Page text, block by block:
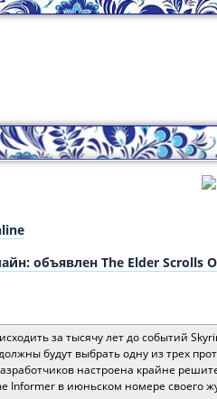
объявлен The Elder Scrolls
за тысячу лет до событий
будут выбрать одну из трех
настроена крайне
Informer в июньском номере своего